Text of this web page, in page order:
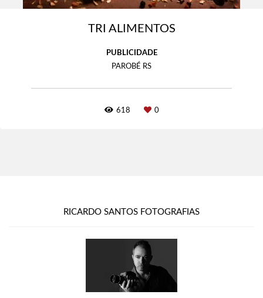
TRI ALIMENTOS
PUBLICIDADE
PAROBÉ RS
618 0
RICARDO SANTOS FOTOGRAFIAS